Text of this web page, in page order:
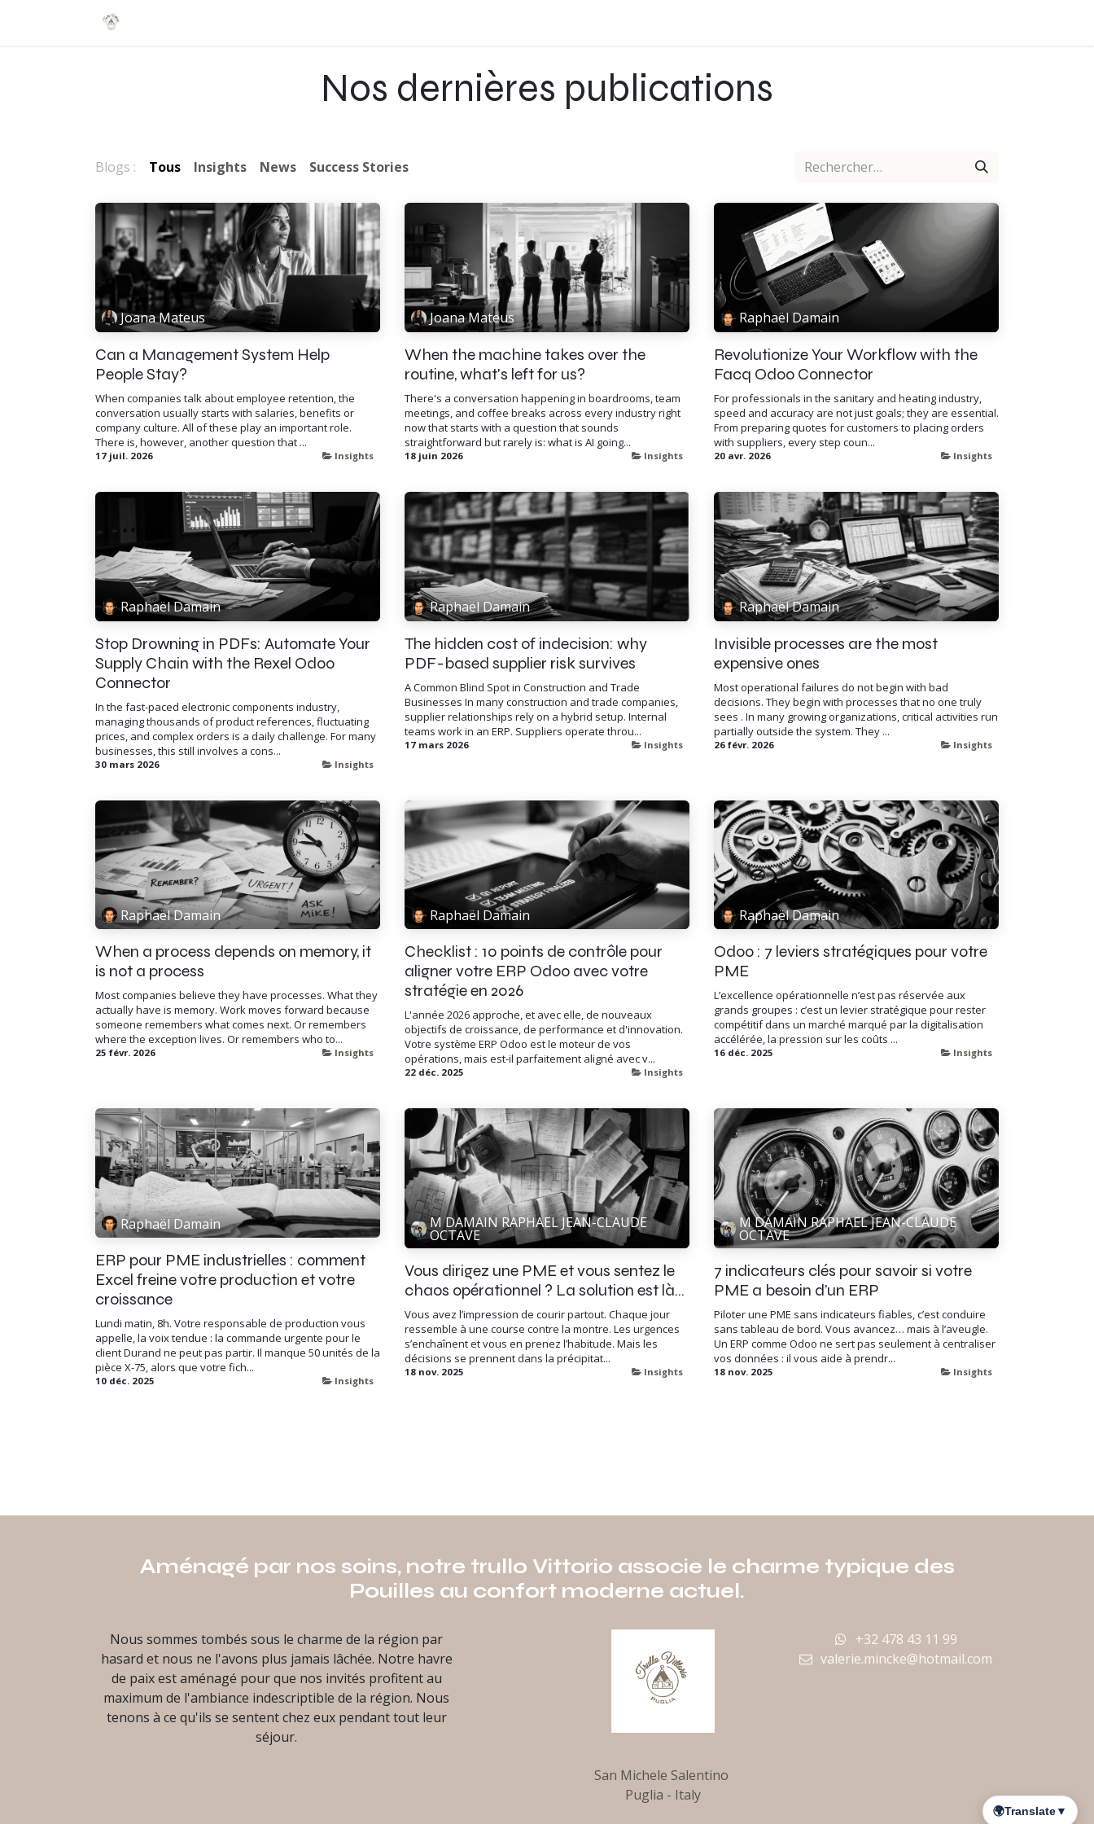
Se rendre au contenu
Nos dernières publications
Blogs : Tous Insights News Success Stories
Joana Mateus
Can a Management System Help
People Stay?
When companies talk about employee retention, the
conversation usually starts with salaries, benefits or
company culture. All of these play an important role.
There is, however, another question that ...
17 juil. 2026 Insights
Joana Mateus
When the machine takes over the
routine, what's left for us?
There's a conversation happening in boardrooms, team
meetings, and coffee breaks across every industry right
now that starts with a question that sounds
straightforward but rarely is: what is AI going...
18 juin 2026 Insights
Raphaël Damain
Revolutionize Your Workflow with the
Facq Odoo Connector
For professionals in the sanitary and heating industry,
speed and accuracy are not just goals; they are essential.
From preparing quotes for customers to placing orders
with suppliers, every step coun...
20 avr. 2026 Insights
Raphaël Damain
Stop Drowning in PDFs: Automate Your
Supply Chain with the Rexel Odoo
Connector
In the fast-paced electronic components industry,
managing thousands of product references, fluctuating
prices, and complex orders is a daily challenge. For many
businesses, this still involves a cons...
30 mars 2026 Insights
Raphaël Damain
The hidden cost of indecision: why
PDF-based supplier risk survives
A Common Blind Spot in Construction and Trade
Businesses In many construction and trade companies,
supplier relationships rely on a hybrid setup. Internal
teams work in an ERP. Suppliers operate throu...
17 mars 2026 Insights
Raphaël Damain
Invisible processes are the most
expensive ones
Most operational failures do not begin with bad
decisions. They begin with processes that no one truly
sees . In many growing organizations, critical activities run
partially outside the system. They ...
26 févr. 2026 Insights
Raphaël Damain
When a process depends on memory, it
is not a process
Most companies believe they have processes. What they
actually have is memory. Work moves forward because
someone remembers what comes next. Or remembers
where the exception lives. Or remembers who to...
25 févr. 2026 Insights
Raphaël Damain
Checklist : 10 points de contrôle pour
aligner votre ERP Odoo avec votre
stratégie en 2026
L'année 2026 approche, et avec elle, de nouveaux
objectifs de croissance, de performance et d'innovation.
Votre système ERP Odoo est le moteur de vos
opérations, mais est-il parfaitement aligné avec v...
22 déc. 2025 Insights
Raphaël Damain
Odoo : 7 leviers stratégiques pour votre
PME
L’excellence opérationnelle n’est pas réservée aux
grands groupes : c’est un levier stratégique pour rester
compétitif dans un marché marqué par la digitalisation
accélérée, la pression sur les coûts ...
16 déc. 2025 Insights
Raphaël Damain
ERP pour PME industrielles : comment
Excel freine votre production et votre
croissance
Lundi matin, 8h. Votre responsable de production vous
appelle, la voix tendue : la commande urgente pour le
client Durand ne peut pas partir. Il manque 50 unités de la
pièce X-75, alors que votre fich...
10 déc. 2025 Insights
M DAMAIN RAPHAEL JEAN-CLAUDE
OCTAVE
Vous dirigez une PME et vous sentez le
chaos opérationnel ? La solution est là...
Vous avez l’impression de courir partout. Chaque jour
ressemble à une course contre la montre. Les urgences
s’enchaînent et vous en prenez l’habitude. Mais les
décisions se prennent dans la précipitat...
18 nov. 2025 Insights
M DAMAIN RAPHAEL JEAN-CLAUDE
OCTAVE
7 indicateurs clés pour savoir si votre
PME a besoin d’un ERP
Piloter une PME sans indicateurs fiables, c’est conduire
sans tableau de bord. Vous avancez… mais à l’aveugle.
Un ERP comme Odoo ne sert pas seulement à centraliser
vos données : il vous aide à prendr...
18 nov. 2025 Insights
Aménagé par nos soins, notre trullo Vittorio associe le charme typique des
Pouilles au confort moderne actuel.
Nous sommes tombés sous le charme de la région par
hasard et nous ne l'avons plus jamais lâchée. Notre havre
de paix est aménagé pour que nos invités profitent au
maximum de l'ambiance indescriptible de la région. Nous
tenons à ce qu'ils se sentent chez eux pendant tout leur
séjour.
San Michele Salentino
Puglia - Italy
+32 478 43 11 99
valerie.mincke@hotmail.com
🌍Translate▼